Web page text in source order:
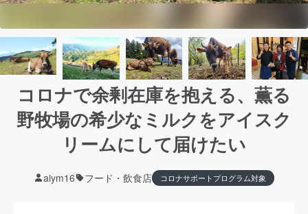
コロナで余剰在庫を抱える、薫る
野牧場の希少なミルクをアイスク
リームにして届けたい
aiym16 フード・飲食店 コロナサポートプログラム対象